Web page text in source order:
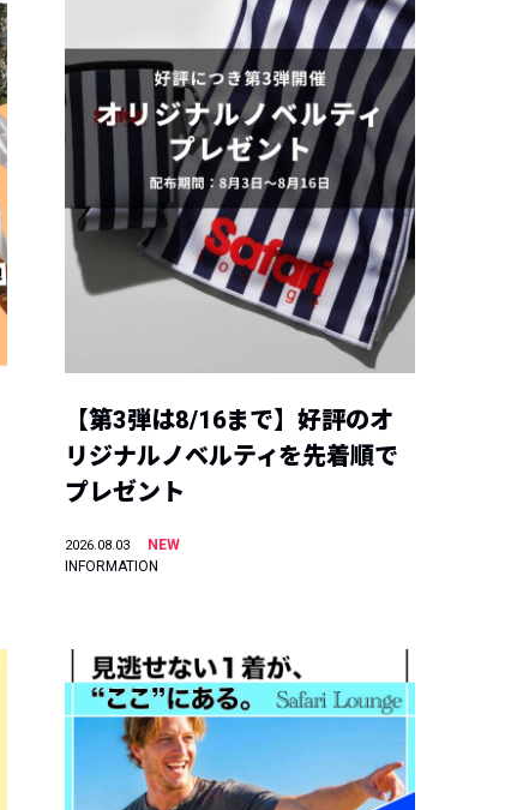
【第3弾は8/16まで】好評のオ
リジナルノベルティを先着順で
プレゼント
2026.08.03
NEW
INFORMATION